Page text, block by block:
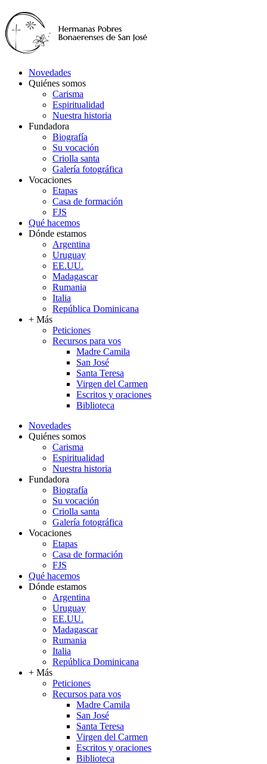
Novedades
Quiénes somos
Carisma
Espiritualidad
Nuestra historia
Fundadora
Biografía
Su vocación
Criolla santa
Galería fotográfica
Vocaciones
Etapas
Casa de formación
FJS
Qué hacemos
Dónde estamos
Argentina
Uruguay
EE.UU.
Madagascar
Rumania
Italia
República Dominicana
+ Más
Peticiones
Recursos para vos
Madre Camila
San José
Santa Teresa
Virgen del Carmen
Escritos y oraciones
Biblioteca
Novedades
Quiénes somos
Carisma
Espiritualidad
Nuestra historia
Fundadora
Biografía
Su vocación
Criolla santa
Galería fotográfica
Vocaciones
Etapas
Casa de formación
FJS
Qué hacemos
Dónde estamos
Argentina
Uruguay
EE.UU.
Madagascar
Rumania
Italia
República Dominicana
+ Más
Peticiones
Recursos para vos
Madre Camila
San José
Santa Teresa
Virgen del Carmen
Escritos y oraciones
Biblioteca